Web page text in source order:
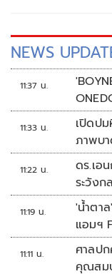
NEWS
11:37 น.
11:33 น.
เปิดป
ภาพบ
11:22 น.
ดร.เอ
ระวัง
11:19 น.
'น้ำตา
แอมฯ
11:11 น.
ศาลป
คุณสม